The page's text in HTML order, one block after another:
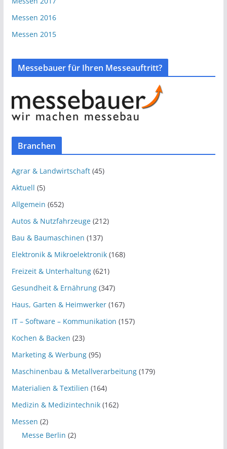
Messen 2016
Messen 2015
Messebauer für Ihren Messeauftritt?
Branchen
Agrar & Landwirtschaft(45)
Aktuell (5)
Allgemein (652)
Autos & Nutzfahrzeuge(212)
Bau & Baumaschinen (137)
Elektronik & Mikroelektronik(168)
Freizeit & Unterhaltung(621)
Gesundheit & Ernährung(347)
Haus, Garten & Heimwerker(167)
IT – Software – Kommunikation (157)
Kochen & Backen (23)
Marketing & Werbung(95)
Maschinenbau & Metallverarbeitung(179)
Materialien & Textilien (164)
Medizin & Medizintechnik(162)
Messen (2)
Messe Berlin (2)